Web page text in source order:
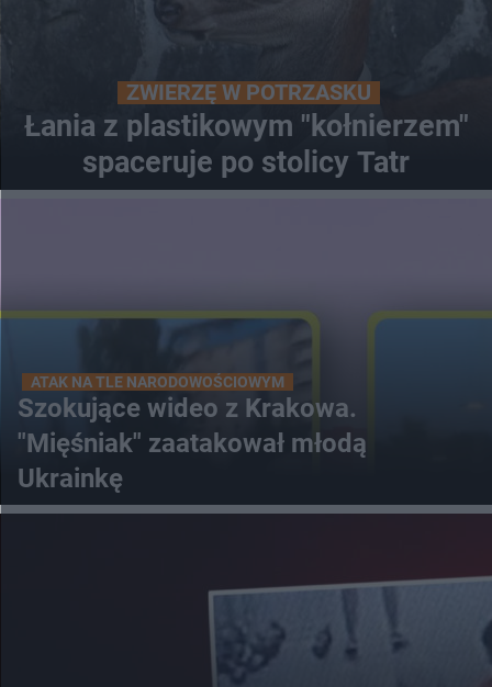
ZWIERZĘ W POTRZASKU
Łania z plastikowym "kołnierzem"
spaceruje po stolicy Tatr
ATAK NA TLE NARODOWOŚCIOWYM
Szokujące wideo z Krakowa.
"Mięśniak" zaatakował młodą
Ukrainkę